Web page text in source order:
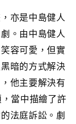
亦是中島健人
。由中島健人
容可愛，但實
暗的方式解決
他主要解決有
當中描繪了許
法庭訴訟。劇